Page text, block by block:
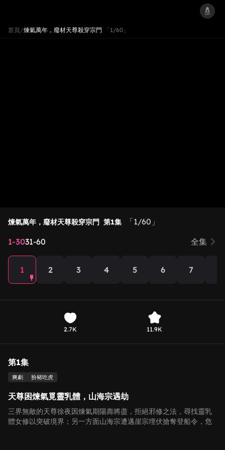
首頁/煉氣萬年，廢材天尊殺穿宗門 「1/60」
煉氣萬年，廢材天尊殺穿宗門 第1集
「1/60」
1-3031-60 全集
1 2 3 4 5 6 7
2.7K 11.9K
第1集
爽劇 扮豬吃虎
天尊困煉氣覓靈乳體，山海宗遇劫
三界無敵的天尊徐夜因煉氣期陽壽將盡，拒絕邪修之法，尋找靈乳
體女修以突破境界；另一方面山海宗遭邁崖宗埋伏搶奪登船令，危